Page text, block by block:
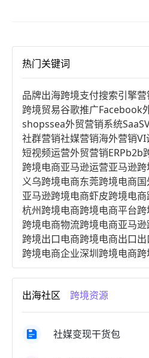
热门关键词
品牌出海跨境支付搜索引擎营
跨境贸易谷歌推广Facebook
shopssea外贸营销系统SaaS
社群营销社媒营销海外营销VI
短视频运营外贸营销ERPb2b
跨境电商亚马逊运营亚马逊
义乌跨境电商东莞跨境电商
亚马逊跨境电商虾皮跨境电商
杭州跨境电商跨境电商平台
跨境电商物流跨境电商亚马逊
跨境出口电商跨境电商出口
跨境电商企业深圳跨境电商
进口跨境电商跨境电商服务广
跨境电商市场跨境电商创业跨
跨境电商开店跨境电商营销
跨境电商商品个人跨境电商跨
郑州跨境电商跨境电商趋势
出海社区 跨境资源
社媒变现干货包